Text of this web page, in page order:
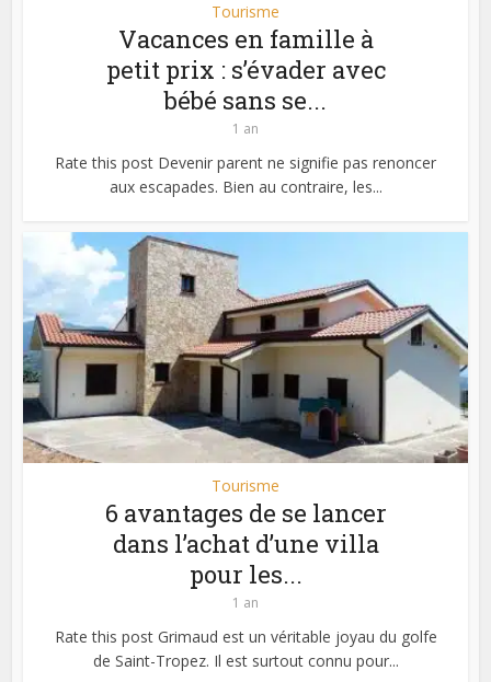
Tourisme
Vacances en famille à
petit prix : s’évader avec
bébé sans se...
1 an
Rate this post Devenir parent ne signifie pas renoncer
aux escapades. Bien au contraire, les...
Tourisme
6 avantages de se lancer
dans l’achat d’une villa
pour les...
1 an
Rate this post Grimaud est un véritable joyau du golfe
de Saint-Tropez. Il est surtout connu pour...